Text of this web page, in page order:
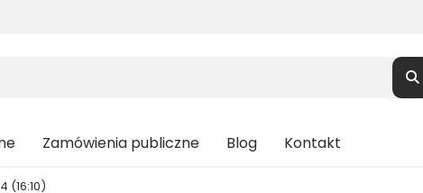
Zamówienia publiczne Blog Kontakt
(16:10)